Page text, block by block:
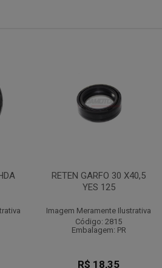
RETEN GARFO 30 X40,5
YES 125
Imagem Meramente Ilustrativa
Código: 2815
Embalagem: PR
R$ 18,35